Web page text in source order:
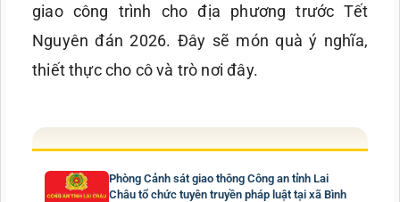
giao công trình cho địa phương trước Tết
Nguyên đán 2026. Đây sẽ món quà ý nghĩa,
thiết thực cho cô và trò nơi đây.
Phòng Cảnh sát giao thông Công an tỉnh Lai
Châu tổ chức tuyên truyền pháp luật tại xã Bình